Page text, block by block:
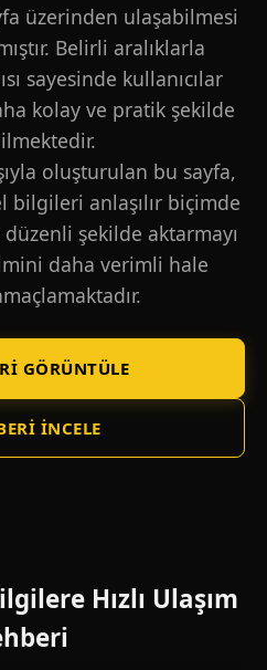
üzerinden ulaşabilmesi
Belirli aralıklarla
sayesinde kullanıcılar
kolay ve pratik şekilde
oluşturulan bu sayfa,
bilgileri anlaşılır biçimde
düzenli şekilde aktarmayı
daha verimli hale
GÖRÜNTÜLE
İNCELE
Hızlı Ulaşım